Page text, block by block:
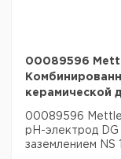
00089596
керамической
00089596
pH-электрод DG
заземлением NS